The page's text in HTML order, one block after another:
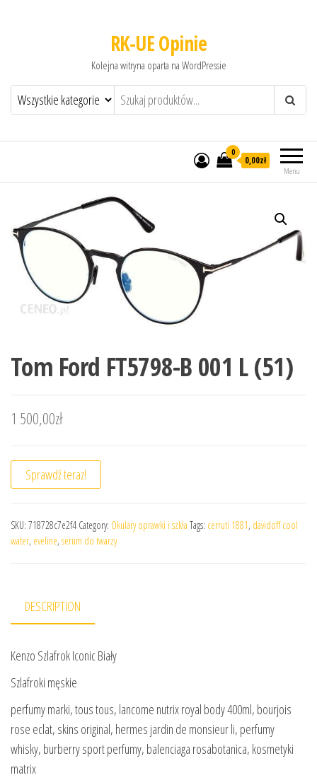
RK-UE Opinie
Kolejna witryna oparta na WordPressie
Menu
0
0,00zł
Tom Ford FT5798-B 001 L (51)
1 500,00zł
Sprawdź teraz!
SKU: 718728c7e2f4 Category: Okulary oprawki i szkła Tags: cerruti 1881, davidoff cool
water, eveline, serum do twarzy
DESCRIPTION
Kenzo Szlafrok Iconic Biały
Szlafroki męskie
perfumy marki, tous tous, lancome nutrix royal body 400ml, bourjois
rose eclat, skins original, hermes jardin de monsieur li, perfumy
whisky, burberry sport perfumy, balenciaga rosabotanica, kosmetyki
matrix